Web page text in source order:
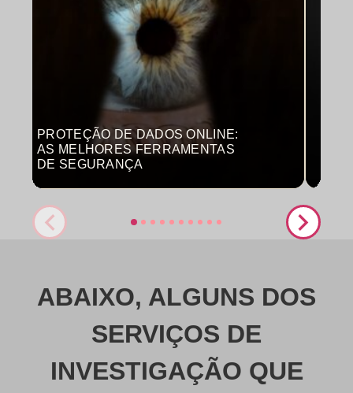
PROTEÇÃO DE DADOS ONLINE:
AS MELHORES FERRAMENTAS
DE SEGURANÇA
ABAIXO, ALGUNS DOS
SERVIÇOS DE
INVESTIGAÇÃO QUE